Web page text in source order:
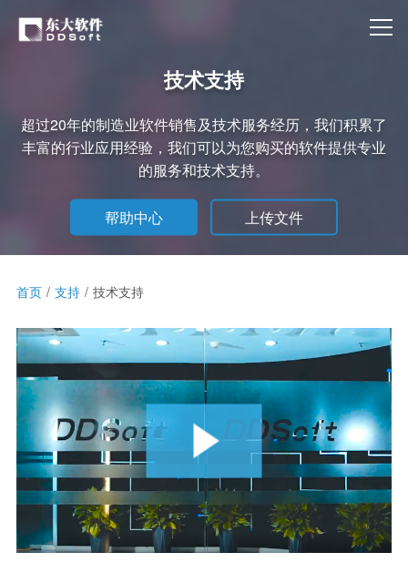
技术支持
超过20年的制造业软件销售及技术服务经历，我们积累了
丰富的行业应用经验，我们可以为您购买的软件提供专业
的服务和技术支持。
帮助中心 上传文件
首页 支持 技术支持